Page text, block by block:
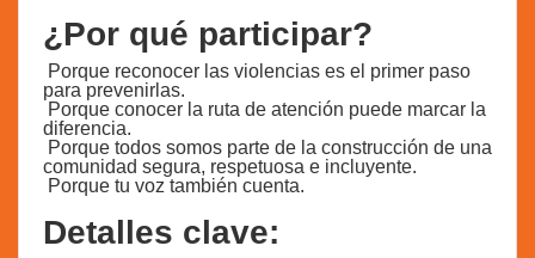
¿Por qué participar?
Porque reconocer las violencias es el primer paso
para prevenirlas.
Porque conocer la ruta de atención puede marcar la
diferencia.
Porque todos somos parte de la construcción de una
comunidad segura, respetuosa e incluyente.
Porque tu voz también cuenta.
Detalles clave: